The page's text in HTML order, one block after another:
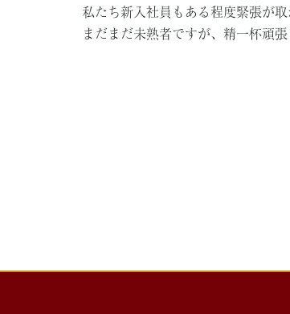
私たち新入社員もある程度緊張が
まだまだ未熟者ですが、精一杯頑